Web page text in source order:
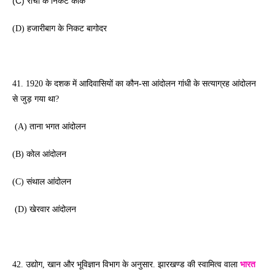
(D) हजारीबाग के निकट बागोदर
41. 1920 के दशक में आदिवासियों का कौन-सा आंदोलन गांधी के सत्याग्रह आंदोलन
से जुड़ गया था?
(A) ताना भगत आंदोलन
(B) कोल आंदोलन
(C) संथाल आंदोलन
(D) खेरवार आंदोलन
42. उद्योग, खान और भूविज्ञान विभाग के अनुसार. झारखण्ड की स्वामित्व वाला भारत